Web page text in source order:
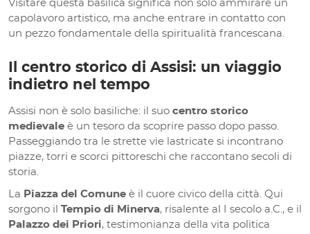
Visitare questa basilica significa non solo ammirare un
capolavoro artistico, ma anche entrare in contatto con
un pezzo fondamentale della spiritualità francescana.
Il centro storico di Assisi: un viaggio
indietro nel tempo
Assisi non è solo basiliche: il suo centro storico
medievale è un tesoro da scoprire passo dopo passo.
Passeggiando tra le strette vie lastricate si incontrano
piazze, torri e scorci pittoreschi che raccontano secoli di
storia.
La Piazza del Comune è il cuore civico della città. Qui
sorgono il Tempio di Minerva, risalente al I secolo a.C., e il
Palazzo dei Priori, testimonianza della vita politica